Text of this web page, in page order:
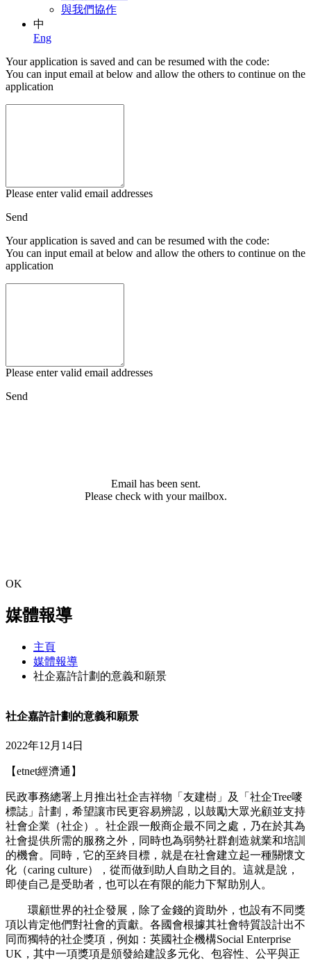
與我們協作
中
Eng
Your application is saved and can be resumed with the code:
You can input email at below and allow the others to continue on the
application
Please enter valid email addresses
Send
Your application is saved and can be resumed with the code:
You can input email at below and allow the others to continue on the
application
Please enter valid email addresses
Send
Email has been sent.
Please check with your mailbox.
OK
媒體報導
主頁
媒體報導
社企嘉許計劃的意義和願景
社企嘉許計劃的意義和願景
2022年12月14日
【etnet經濟通】
民政事務總署上月推出社企吉祥物「友建樹」及「社企Tree嘜
標誌」計劃，希望讓市民更容易辨認，以鼓勵大眾光顧並支持
社會企業（社企）。社企跟一般商企最不同之處，乃在於其為
社會提供所需的服務之外，同時也為弱勢社群創造就業和培訓
的機會。同時，它的至終目標，就是在社會建立起一種關懷文
化（caring culture），從而做到助人自助之目的。這就是說，
即使自己是受助者，也可以在有限的能力下幫助別人。
環顧世界的社企發展，除了金錢的資助外，也設有不同獎
項以肯定他們對社會的貢獻。各國會根據其社會特質設計出不
同而獨特的社企獎項，例如：英國社企機構Social Enterprise
UK，其中一項獎項是頒發給建設多元化、包容性、公平與正